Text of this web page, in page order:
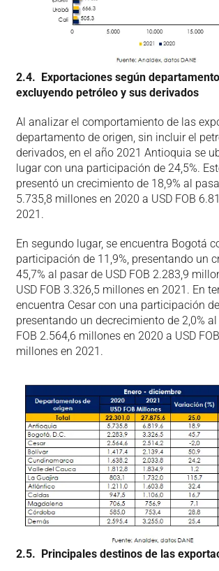
2.4. Exportaciones según
excluyendo petróleo y sus derivados
Al analizar el comportamiento de las
departamento de origen, sin incluir el
derivados, en el año 2021 Antioquia se
lugar con una participación de 24,5%.
presentó un crecimiento de 18,9% al
5.735,8 millones en 2020 a USD FOB
2021.
En segundo lugar, se encuentra Bogotá
participación de 11,9%, presentando un
45,7% al pasar de USD FOB 2.283,9
USD FOB 3.326,5 millones en 2021. En
encuentra Cesar con una participación de
presentando un decrecimiento de 2,0% al
FOB 2.564,6 millones en 2020 a USD
millones en 2021.
2.5. Principales destinos de las